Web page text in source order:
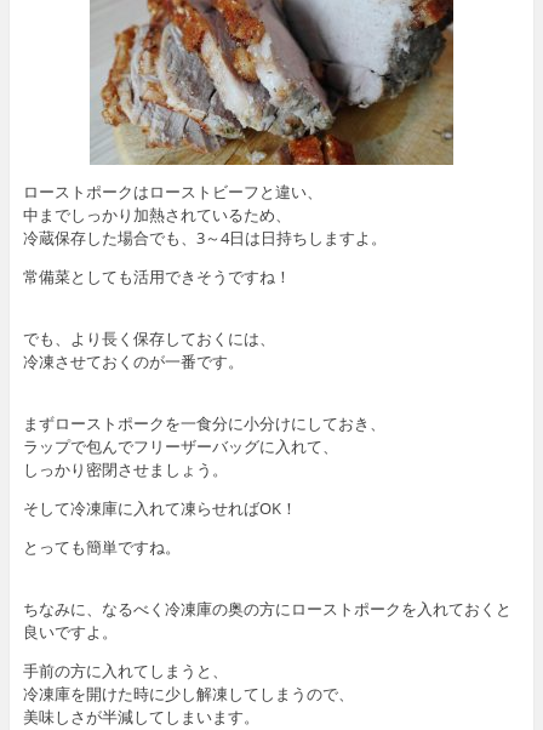
ローストポークはローストビーフと違い、
中までしっかり加熱されているため、
冷蔵保存した場合でも、3～4日は日持ちしますよ。
常備菜としても活用できそうですね！
でも、より長く保存しておくには、
冷凍させておくのが一番です。
まずローストポークを一食分に小分けにしておき、
ラップで包んでフリーザーバッグに入れて、
しっかり密閉させましょう。
そして冷凍庫に入れて凍らせればOK！
とっても簡単ですね。
ちなみに、なるべく冷凍庫の奥の方にローストポークを入れておくと
良いですよ。
手前の方に入れてしまうと、
冷凍庫を開けた時に少し解凍してしまうので、
美味しさが半減してしまいます。